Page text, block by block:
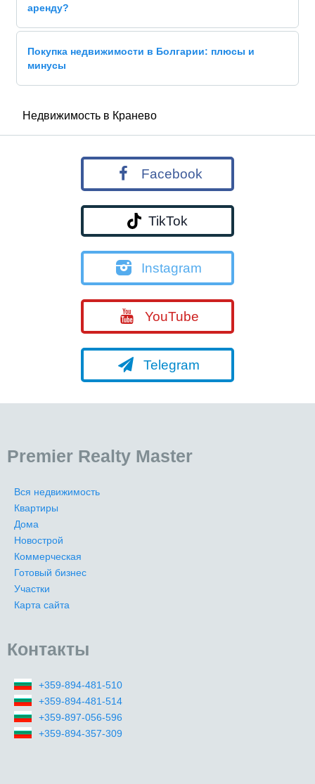
аренду?
Покупка недвижимости в Болгарии: плюсы и
минусы
Недвижимость в Кранево
Facebook
TikTok
Instagram
YouTube
Telegram
Premier Realty Master
Вся недвижимость
Квартиры
Дома
Новострой
Коммерческая
Готовый бизнес
Участки
Карта сайта
Контакты
+359-894-481-510
+359-894-481-514
+359-897-056-596
+359-894-357-309